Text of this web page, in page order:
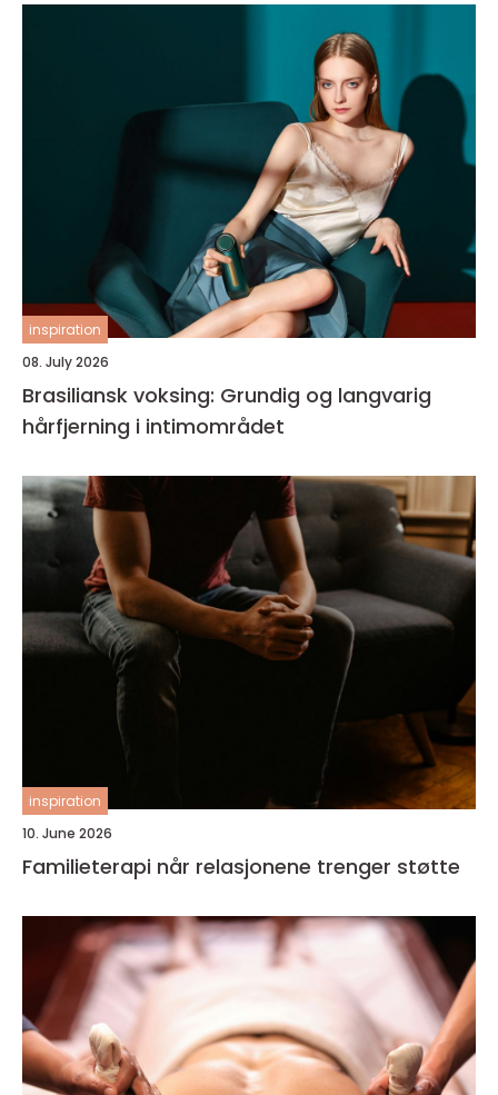
inspiration
08. July 2026
Brasiliansk voksing: Grundig og langvarig
hårfjerning i intimområdet
inspiration
10. June 2026
Familieterapi når relasjonene trenger støtte